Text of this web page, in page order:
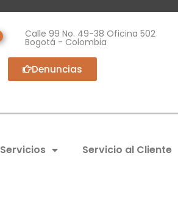
Calle 99 No. 49-38 Oficina 502
Bogotá - Colombia
Denuncias
Servicios Servicio al Cliente